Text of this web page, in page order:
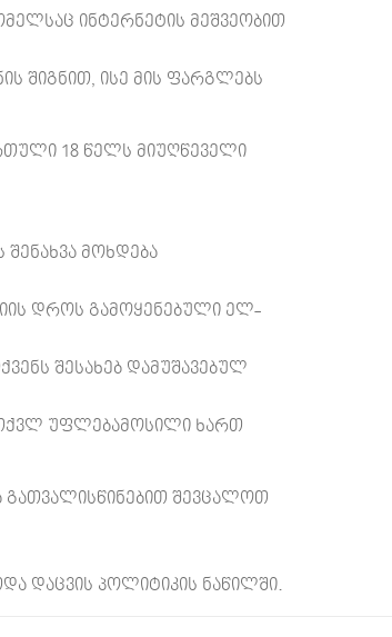
ინტერნეტის მეშვეობით
შიგნით, ისე მის ფარგლებს
18 წელს მიუღწეველი
მოხდება
დროს გამოყენებული ელ-
შესახებ დამუშავებულ
თქვლ უფლებამოსილი ხართ
გათვალისწინებით შევცალოთ
დაცვის პოლიტიკის ნაწილში.